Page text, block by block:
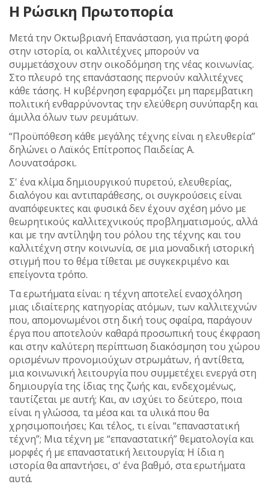
Η Ρώσικη Πρωτοπορία
Μετά την Οκτωβριανή Επανάσταση, για πρώτη φορά
στην ιστορία, οι καλλιτέχνες μπορούν να
συμμετάσχουν στην οικοδόμηση της νέας κοινωνίας.
Στο πλευρό της επανάστασης περνούν καλλιτέχνες
κάθε τάσης. Η κυβέρνηση εφαρμόζει μη παρεμβατικη
πολιτική ενθαρρύνοντας την ελεύθερη συνύπαρξη και
άμιλλα όλων των ρευμάτων.
“Προϋπόθεση κάθε μεγάλης τέχνης είναι η ελευθερία”
δηλώνει ο Λαϊκός Επίτροπος Παιδείας Α.
Λουνατσάρσκι.
Σ' ένα κλίμα δημιουργικού πυρετού, ελευθερίας,
διαλόγου και αντιπαράθεσης, οι συγκρούσεις είναι
αναπόφευκτες και φυσικά δεν έχουν σχέση μόνο με
θεωρητικούς καλλιτεχνικούς προβληματισμούς, αλλά
και με την αντίληψη του ρόλου της τέχνης και του
καλλιτέχνη στην κοινωνία, σε μια μοναδική ιστορική
στιγμή που το θέμα τίθεται με συγκεκριμένο και
επείγοντα τρόπο.
Τα ερωτήματα είναι: η τέχνη αποτελεί ενασχόληση
μιας ιδιαίτερης κατηγορίας ατόμων, των καλλιτεχνών
που, απομονωμένοι στη δική τους σφαίρα, παράγουν
έργα που αποτελούν καθαρά προσωπική τους έκφραση
και στην καλύτερη περίπτωση διακόσμηση του χώρου
ορισμένων προνομιούχων στρωμάτων, ή αντίθετα,
μια κοινωνική λειτουργία που συμμετέχει ενεργά στη
δημιουργία της ίδιας της ζωής και, ενδεχομένως,
ταυτίζεται με αυτή; Και, αν ισχύει το δεύτερο, ποια
είναι η γλώσσα, τα μέσα και τα υλικά που θα
χρησιμοποιήσει; Και τέλος, τι είναι “επαναστατική
τέχνη”; Μια τέχνη με “επαναστατική” θεματολογία και
μορφές ή με επαναστατική λειτουργία; Η ίδια η
ιστορία θα απαντήσει, σ' ένα βαθμό, στα ερωτήματα
αυτά.